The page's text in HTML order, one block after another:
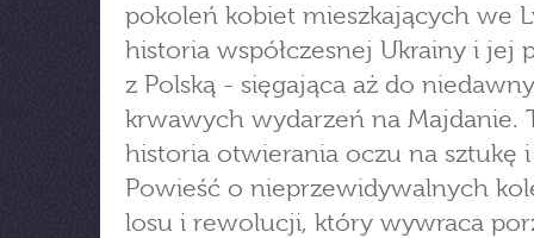
pokoleń kobiet mieszkających we
historia współczesnej Ukrainy i jej
z Polską - sięgająca aż do
krwawych wydarzeń na Majdanie.
historia otwierania oczu na sztukę
Powieść o nieprzewidywalnych
losu i rewolucji, który wywraca